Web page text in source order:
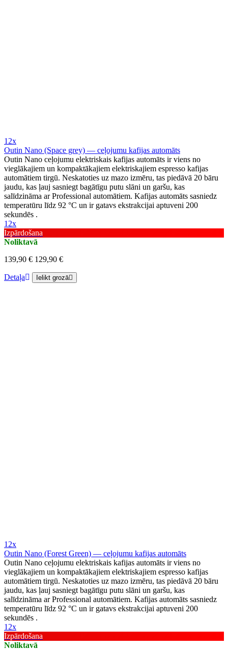
12x
Outin Nano (Space grey) — ceļojumu kafijas automāts
Outin Nano ceļojumu elektriskais kafijas automāts ir viens no
vieglākajiem un kompaktākajiem elektriskajiem espresso kafijas
automātiem tirgū. Neskatoties uz mazo izmēru, tas piedāvā 20 bāru
jaudu, kas ļauj sasniegt bagātīgu putu slāni un garšu, kas
salīdzināma ar Professional automātiem. Kafijas automāts sasniedz
temperatūru līdz 92 °C un ir gatavs ekstrakcijai aptuveni 200
sekundēs .
12x
Izpārdošana
Noliktavā
139,90 € 129,90 €
Detaļa Ielikt grozā
12x
Outin Nano (Forest Green) — ceļojumu kafijas automāts
Outin Nano ceļojumu elektriskais kafijas automāts ir viens no
vieglākajiem un kompaktākajiem elektriskajiem espresso kafijas
automātiem tirgū. Neskatoties uz mazo izmēru, tas piedāvā 20 bāru
jaudu, kas ļauj sasniegt bagātīgu putu slāni un garšu, kas
salīdzināma ar Professional automātiem. Kafijas automāts sasniedz
temperatūru līdz 92 °C un ir gatavs ekstrakcijai aptuveni 200
sekundēs .
12x
Izpārdošana
Noliktavā